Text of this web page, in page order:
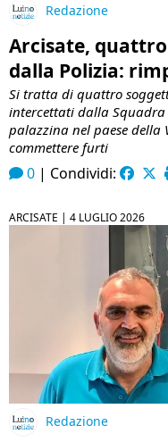
Redazione
Arcisate,
dalla Polizia:
Si tratta di quattro
intercettati dalla
palazzina nel paese della
commettere furti
0 | Condividi:
ARCISATE | 4 LUGLIO 2026
Redazione